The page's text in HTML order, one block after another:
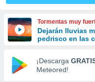
y
forma
digital
basada
Tormentas muy
Dejarán lluvias
pedrisco en las
¡Descarga
Meteored!